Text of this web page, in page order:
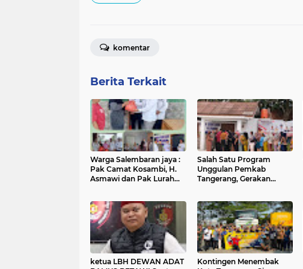
komentar
Berita Terkait
Warga Salembaran jaya :
Pak Camat Kosambi, H.
Asmawi dan Pak Lurah
Dengan Program
Gerakan Pangan Murah
Kami Warga Selembran
Jaya Terbantukan
Salah Satu Program
Unggulan Pemkab
Tangerang, Gerakan
Salembaran Jaya
ketua LBH DEWAN ADAT
Kontingen Menembak